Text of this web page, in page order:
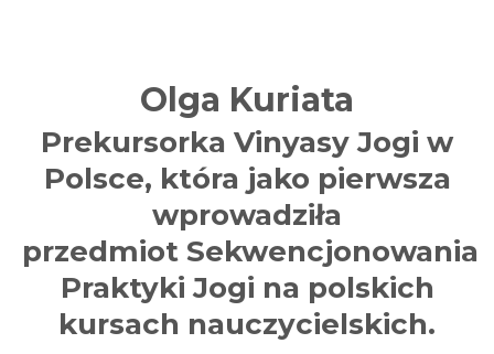
Olga Kuriata
Prekursorka Vinyasy Jogi w
Polsce, która jako pierwsza
wprowadziła
przedmiot Sekwencjonowania
Praktyki Jogi na polskich
kursach nauczycielskich.